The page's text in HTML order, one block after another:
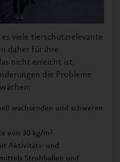
viele tierschutzrelevante
daher für ihre
nicht erreicht ist,
die Probleme
wachsenden und schweren
von 30 kg/m²
Aktivitäts- und
Strohballen und